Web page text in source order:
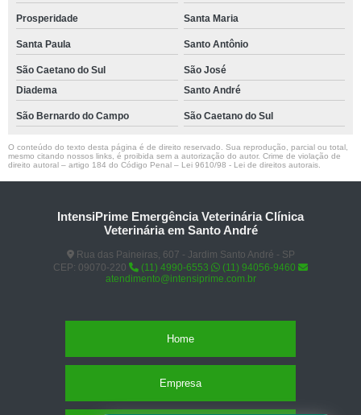
Prosperidade Santa Maria
Santa Paula Santo Antônio
São Caetano do Sul
São José
Diadema
Santo André
São Bernardo do Campo São Caetano do Sul
O conteúdo do texto desta página é de direito reservado. Sua reprodução, parcial ou total,
mesmo citando nossos links, é proibida sem a autorização do autor. Crime de violação de
direito autoral – artigo 184 do Código Penal – Lei 9610/98 - Lei de direitos autorais
IntensiPrime Emergência Veterinária Clínica
Veterinária em Santo André
Rua das Paineiras, 607 - Jardim Santo André - SP
CEP: 09070-220
(11) 4990-6553
(11) 94056-9460
atendimento@intensiprime.com.br
Home
Empresa